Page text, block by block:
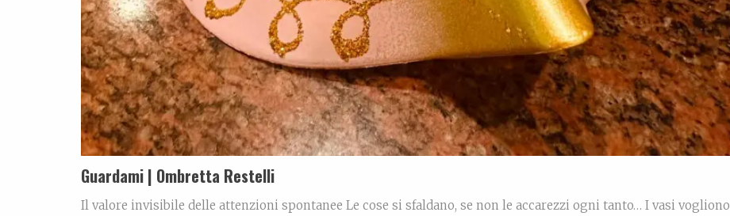
Guardami | Ombretta Restelli
Il valore invisibile delle attenzioni spontanee Le cose si sfaldano, se non le accarezzi ogni tanto… I vasi vogliono